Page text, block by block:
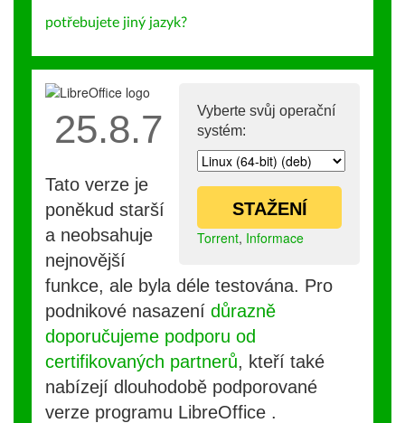
potřebujete jiný jazyk?
Vyberte svůj operační
systém:
STAŽENÍ
Torrent, Informace
25.8.7
Tato verze je
poněkud starší
a neobsahuje
nejnovější
funkce, ale byla déle testována. Pro
podnikové nasazení důrazně
doporučujeme podporu od
certifikovaných partnerů, kteří také
nabízejí dlouhodobě podporované
verze programu LibreOffice .